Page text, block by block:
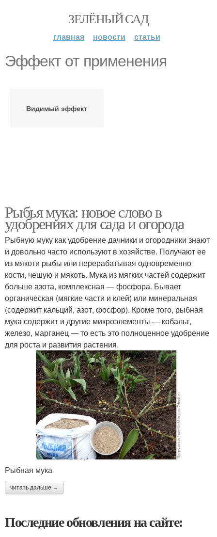
ЗЕЛЁНЫЙ САД
главная новости статьи
Эффект от применения
Видимый эффект
Рыбья мука: новое слово в
удобрениях для сада и огорода
Рыбную муку как удобрение дачники и огородники знают
и довольно часто используют в хозяйстве. Получают ее
из мякоти рыбы или перерабатывая одновременно
кости, чешую и мякоть. Мука из мягких частей содержит
больше азота, комплексная — фосфора. Бывает
органическая (мягкие части и клей) или минеральная
(содержит кальций, азот, фосфор). Кроме того, рыбная
мука содержит и другие микроэлементы — кобальт,
железо, марганец — то есть это полноценное удобрение
для роста и развития растения.
Рыбная мука
читать дальше →
Последние обновления на сайте: